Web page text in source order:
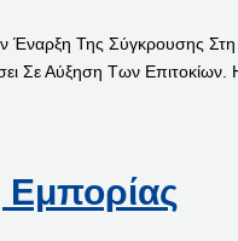
Έναρξη Της Σύγκρουσης
Σε Αύξηση Των
Εμπορίας